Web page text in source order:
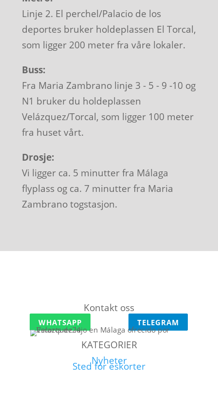
Linje 2. El perchel/Palacio de los
deportes bruker holdeplassen El Torcal,
som ligger 200 meter fra våre lokaler.
Buss:
Fra Maria Zambrano linje 3 - 5 - 9 -10 og
N1 bruker du holdeplassen
Velázquez/Torcal, som ligger 100 meter
fra huset vårt.
Drosje:
Vi ligger ca. 5 minutter fra Málaga
flyplass og ca. 7 minutter fra Maria
Zambrano togstasjon.
Kontakt oss
WHATSAPP TELEGRAM
KATEGORIER
Nyheter
Sted for eskorter